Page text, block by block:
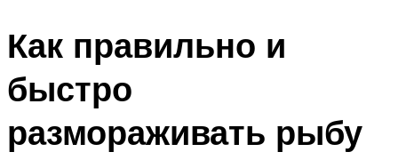
Как правильно и
быстро
размораживать рыбу